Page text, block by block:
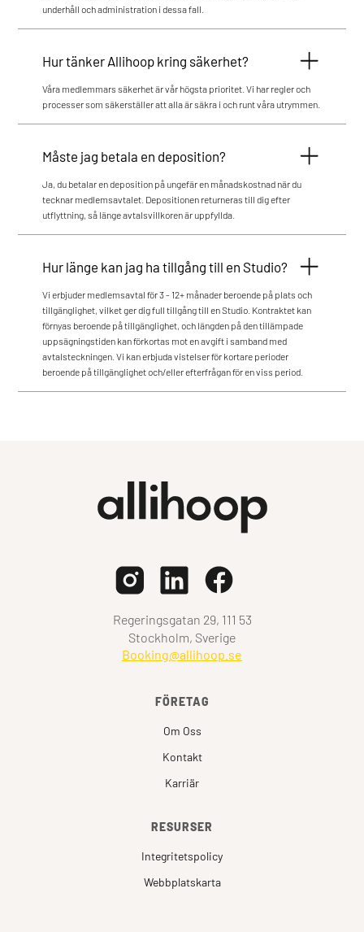
underhåll och administration i dessa fall.
Hur tänker Allihoop kring säkerhet?
Våra medlemmars säkerhet är vår högsta prioritet. Vi har regler och
processer som säkerställer att alla är säkra i och runt våra utrymmen.
Måste jag betala en deposition?
Ja, du betalar en deposition på ungefär en månadskostnad när du
tecknar medlemsavtalet. Depositionen returneras till dig efter
utflyttning, så länge avtalsvillkoren är uppfyllda.
Hur länge kan jag ha tillgång till en Studio?
Vi erbjuder medlemsavtal för 3 - 12+ månader beroende på plats och
tillgänglighet, vilket ger dig full tillgång till en Studio. Kontraktet kan
förnyas beroende på tillgänglighet, och längden på den tillämpade
uppsägningstiden kan förkortas mot en avgift i samband med
avtalsteckningen. Vi kan erbjuda vistelser för kortare perioder
beroende på tillgänglighet och/eller efterfrågan för en viss period.
Regeringsgatan 29, 111 53
Stockholm, Sverige
Booking@allihoop.se
FÖRETAG
Om Oss
Kontakt
Karriär
RESURSER
Integritetspolicy
Webbplatskarta